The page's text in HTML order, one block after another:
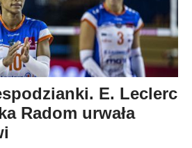
E. Leclerc
Radom urwała